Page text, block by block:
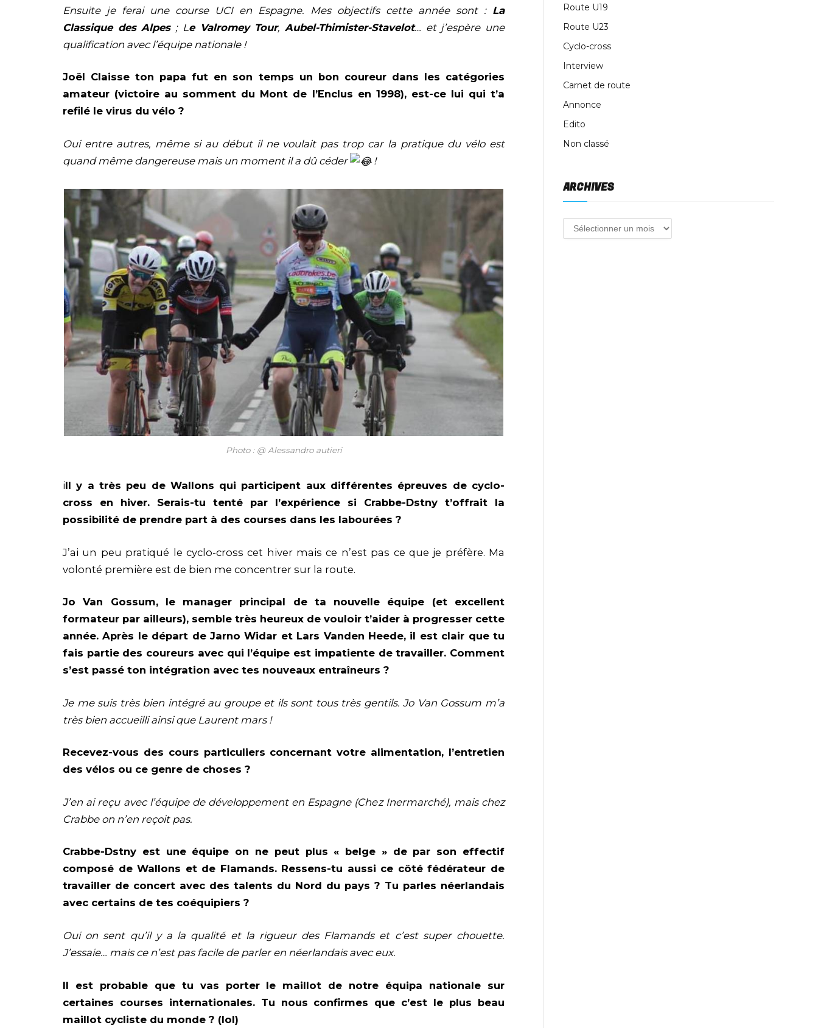
Ensuite je ferai une course UCI en Espagne. Mes objectifs cette année sont : La
Classique des Alpes; L e Valromey Tour, Aubel-Thimister-Stavelot… et j’espère une
qualification avec l’équipe nationale !
Joël Claisse ton papa fut en son temps un bon coureur dans les catégories
amateur (victoire au somment du Mont de l’Enclus en 1998), est-ce lui qui t’a
refilé le virus du vélo ?
Oui entre autres, même si au début il ne voulait pas trop car la pratique du vélo est
quand même dangereuse mais un moment il a dû céder
!
Photo : @ Alessandro autieri
iIl y a très peu de Wallons qui participent aux différentes épreuves de cyclo-
cross en hiver. Serais-tu tenté par l’expérience si Crabbe-Dstny t’offrait la
possibilité de prendre part à des courses dans les labourées ?
J’ai un peu pratiqué le cyclo-cross cet hiver mais ce n’est pas ce que je préfère. Ma
volonté première est de bien me concentrer sur la route.
Jo Van Gossum, le manager principal de ta nouvelle équipe (et excellent
formateur par ailleurs), semble très heureux de vouloir t’aider à progresser cette
année. Après le départ de Jarno Widar et Lars Vanden Heede, il est clair que tu
fais partie des coureurs avec qui l’équipe est impatiente de travailler. Comment
s’est passé ton intégration avec tes nouveaux entraîneurs ?
Je me suis très bien intégré au groupe et ils sont tous très gentils. Jo Van Gossum m’a
très bien accueilli ainsi que Laurent mars !
Recevez-vous des cours particuliers concernant votre alimentation, l’entretien
des vélos ou ce genre de choses ?
J’en ai reçu avec l’équipe de développement en Espagne (Chez Inermarché), mais chez
Crabbe on n’en reçoit pas.
Crabbe-Dstny est une équipe on ne peut plus « belge » de par son effectif
composé de Wallons et de Flamands. Ressens-tu aussi ce côté fédérateur de
travailler de concert avec des talents du Nord du pays ? Tu parles néerlandais
avec certains de tes coéquipiers ?
Oui on sent qu’il y a la qualité et la rigueur des Flamands et c’est super chouette.
J’essaie… mais ce n’est pas facile de parler en néerlandais avec eux.
Il est probable que tu vas porter le maillot de notre équipa nationale sur
certaines courses internationales. Tu nous confirmes que c’est le plus beau
maillot cycliste du monde ? (lol)
Route U19
Route U23
Cyclo-cross
Interview
Carnet de route
Annonce
Edito
Non classé
ARCHIVES